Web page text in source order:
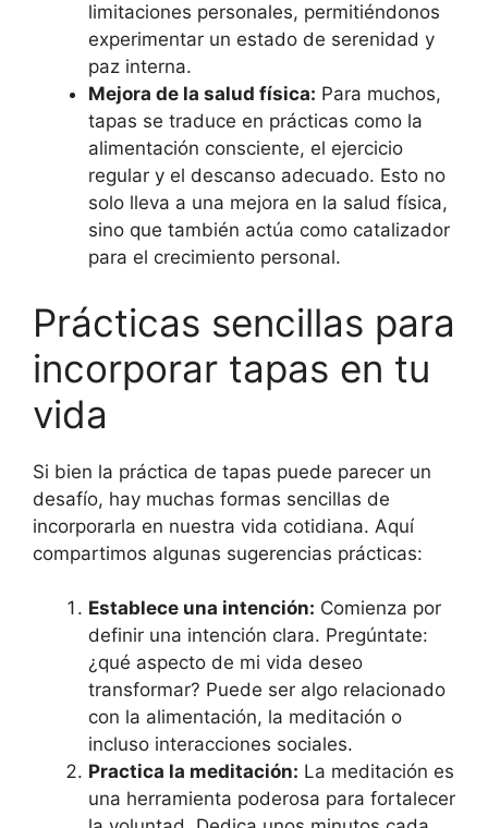
limitaciones personales, permitiéndonos
experimentar un estado de serenidad y
paz interna.
Mejora de la salud física: Para muchos,
tapas se traduce en prácticas como la
alimentación consciente, el ejercicio
regular y el descanso adecuado. Esto no
solo lleva a una mejora en la salud física,
sino que también actúa como catalizador
para el crecimiento personal.
Prácticas sencillas para
incorporar tapas en tu
vida
Si bien la práctica de tapas puede parecer un
desafío, hay muchas formas sencillas de
incorporarla en nuestra vida cotidiana. Aquí
compartimos algunas sugerencias prácticas:
Establece una intención: Comienza por
definir una intención clara. Pregúntate:
¿qué aspecto de mi vida deseo
transformar? Puede ser algo relacionado
con la alimentación, la meditación o
incluso interacciones sociales.
Practica la meditación: La meditación es
una herramienta poderosa para fortalecer